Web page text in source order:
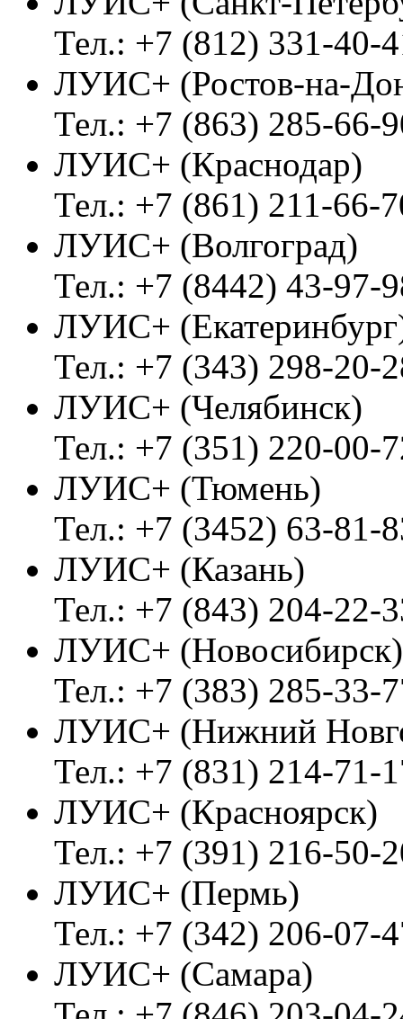
Тел.: +7 (812) 331-40-
ЛУИС+ (Ростов-на-
Тел.: +7 (863) 285-66-
ЛУИС+ (Краснодар)
Тел.: +7 (861) 211-66-
ЛУИС+ (Волгоград)
Тел.: +7 (8442) 43-97-
ЛУИС+
Тел.: +7 (343) 298-20-
ЛУИС+ (Челябинск)
Тел.: +7 (351) 220-00-
ЛУИС+ (Тюмень)
Тел.: +7 (3452) 63-81-
ЛУИС+ (Казань)
Тел.: +7 (843) 204-22-
ЛУИС+ (Новосибирск)
Тел.: +7 (383) 285-33-
ЛУИС+ (Нижний
Тел.: +7 (831) 214-71-
ЛУИС+ (Красноярск)
Тел.: +7 (391) 216-50-
ЛУИС+ (Пермь)
Тел.: +7 (342) 206-07-
ЛУИС+ (Самара)